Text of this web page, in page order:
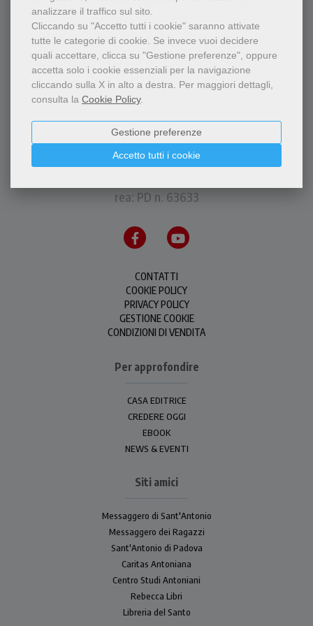
analizzare il traffico sul sito.
Cliccando su "Accetto tutti i cookie" saranno attivate
tutte le categorie di cookie. Se invece vuoi decidere
quali accettare, clicca su "Gestione preferenze", oppure
accetta solo i cookie essenziali per la navigazione
cliccando sulla X in alto a destra. Per maggiori dettagli,
consulta la Cookie Policy.
Accetto tutti i cookie
Gestione preferenze
P.I.S.A.P.F.M.C. Messaggero di S. Antonio Editrice
via Orto Botanico, 11 - 35123 Padova - P.IVA
rea: PD n. 63633
CONTATTI
COOKIE POLICY
PRIVACY POLICY
GESTIONE COOKIE
CONDIZIONI DI VENDITA
Per approfondire
CASA EDITRICE
CREDERE OGGI
EBOOK
NEWS & EVENTI
Siti amici
Messaggero di Sant'Antonio
Messaggero dei Ragazzi
Sant'Antonio di Padova
Caritas Antoniana
Centro Studi Antoniani
Rebecca Libri
Libreria del Santo